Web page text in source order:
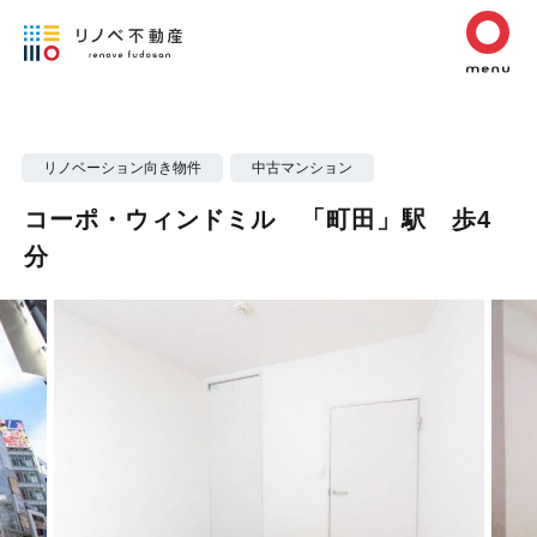
リノベーション向き物件 中古マンション
コーポ・ウィンドミル 「町田」駅 歩4
分